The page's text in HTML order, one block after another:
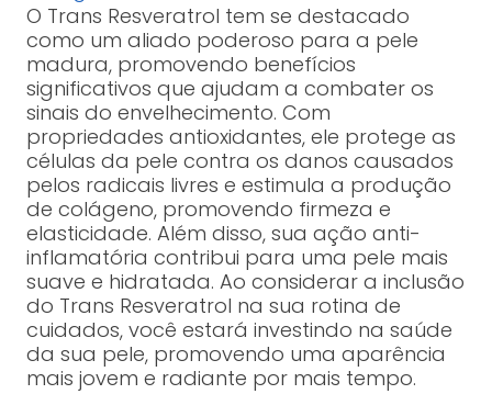
O Trans Resveratrol tem se destacado
como um aliado poderoso para a pele
madura, promovendo benefícios
significativos que ajudam a combater os
sinais do envelhecimento. Com
propriedades antioxidantes, ele protege as
células da pele contra os danos causados
pelos radicais livres e estimula a produção
de colágeno, promovendo firmeza e
elasticidade. Além disso, sua ação anti-
inflamatória contribui para uma pele mais
suave e hidratada. Ao considerar a inclusão
do Trans Resveratrol na sua rotina de
cuidados, você estará investindo na saúde
da sua pele, promovendo uma aparência
mais jovem e radiante por mais tempo.